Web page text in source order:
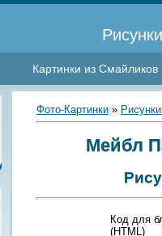
Картинки из Смайликов
Фото-Картинки »
Мейбл
Код для
(HTML)